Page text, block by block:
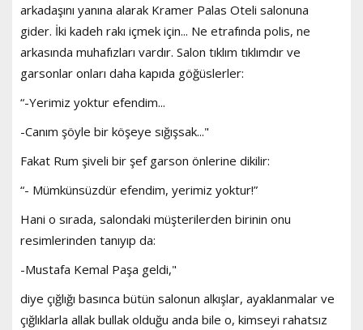
arkadaşını yanına alarak Kramer Palas Oteli salonuna
gider. İki kadeh rakı içmek için... Ne etrafında polis, ne
arkasında muhafızları vardır. Salon tıklım tıklımdır ve
garsonlar onları daha kapıda göğüslerler:
“-Yerimiz yoktur efendim...
-Canım şöyle bir köşeye sığışsak..."
Fakat Rum şiveli bir şef garson önlerine dikilir:
“- Mümkünsüzdür efendim, yerimiz yoktur!”
Hani o sırada, salondaki müşterilerden birinin onu
resimlerinden tanıyıp da:
-Mustafa Kemal Paşa geldi,"
diye çığlığı basınca bütün salonun alkışlar, ayaklanmalar ve
çığlıklarla allak bullak olduğu anda bile o, kimseyi rahatsız